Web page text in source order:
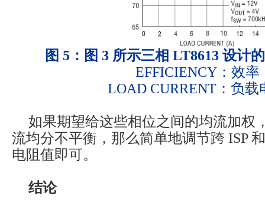
图 5：图 3 所示三相 LT8613 设计
EFFICIENCY：效率
LOAD CURRENT：负载
如果期望给这些相位之间的均流加权
流均分不平衡，那么简单地调节跨 ISP
电阻值即可。
结论